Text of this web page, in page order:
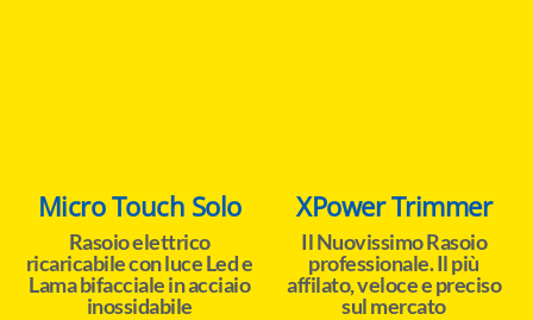
Micro Touch Solo
Rasoio elettrico
ricaricabile con luce Led e
Lama bifacciale in acciaio
inossidabile
XPower Trimmer
Il Nuovissimo Rasoio
professionale. Il più
affilato, veloce e preciso
sul mercato